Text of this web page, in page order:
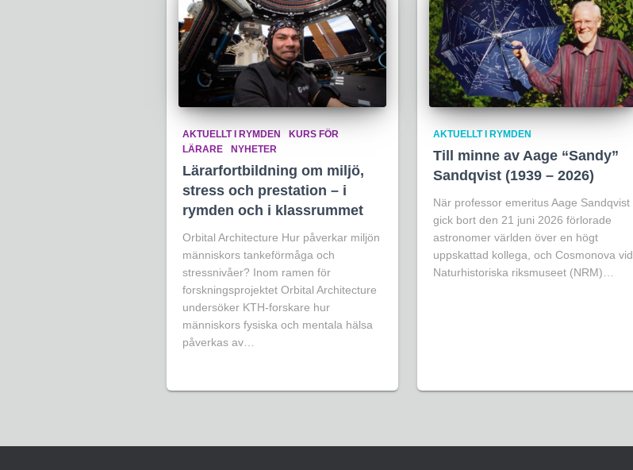
AKTUELLT I RYMDEN
KURS FÖR
LÄRARE
NYHETER
Lärarfortbildning om miljö,
stress och prestation – i
rymden och i klassrummet
Orbital Architecture Hur påverkar miljön
människors tankeförmåga och
stressnivåer? Inom ramen för
forskningsprojektet Orbital Architecture
undersöker KTH-forskare hur
människors fysiska och mentala hälsa
påverkas av…
AKTUELLT I RYMDEN
Till minne av Aage “Sandy”
Sandqvist (1939 – 2026)
När professor emeritus Aage Sandqvist
gick bort den 21 juni 2026 förlorade
astronomer världen över en högt
uppskattad kollega, och Cosmonova vid
Naturhistoriska riksmuseet (NRM)…